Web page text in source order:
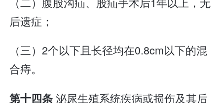
后遗症；
（三）2个以下且长径均在0.8cm以下的混
合痔。
第十四条泌尿生殖系统疾病或损伤及其后